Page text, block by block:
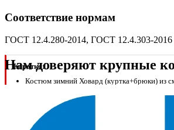
Соответствие нормам
ГОСТ 12.4.280-2014, ГОСТ 12.4.303-2016
Коротко:
Костюм зимний Ховард (куртка+брюки) из
м2, т.серый/черный/лимонный
Класс З+Тн30 — защита от холода до -
ГОСТ 12.4.303-2016
Нам доверяют крупные